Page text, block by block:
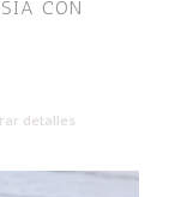
CON
detalles